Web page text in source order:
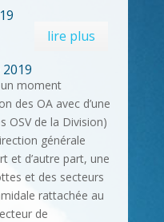
lire plus
moment
des OA avec d’une
OSV de la Division)
générale
et d’autre part, une
et des secteurs
rattachée au
de